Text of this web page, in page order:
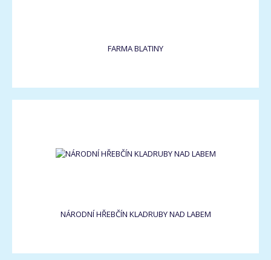
FARMA BLATINY
NÁRODNÍ HŘEBČÍN KLADRUBY NAD LABEM